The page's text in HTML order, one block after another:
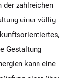
der zahlreichen
einer völlig
Gestaltung
kann eine